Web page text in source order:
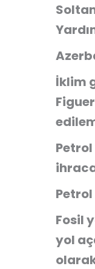
İklim
Petrol
Fosil
yol